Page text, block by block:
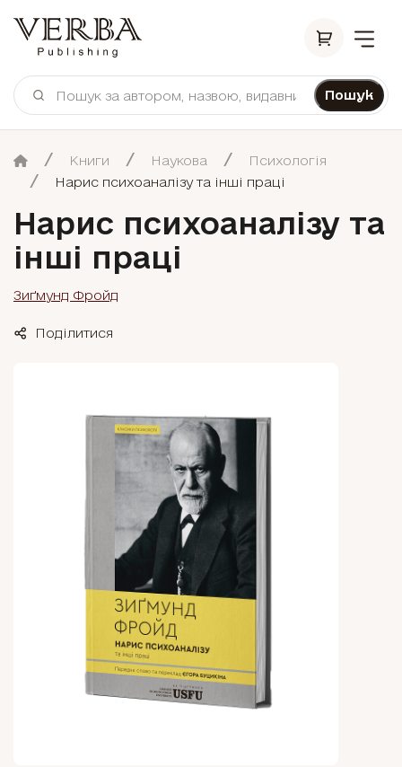
Пошук
Книги Наукова
Психологія
Нарис психоаналізу та інші праці
Нарис психоаналізу та
інші праці
Зиґмунд Фройд
Поділитися